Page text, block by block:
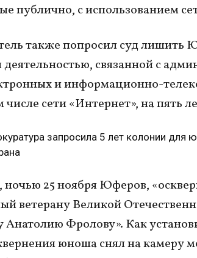
публично, с использованием
также попросил суд лишить
деятельностью, связанной с
и информационно-
числе сети «Интернет», на пять
запросила 5 лет колонии для
25 ноября Юферов,
ветерану Великой
Анатолию Фролову». Как
юноша снял на камеру